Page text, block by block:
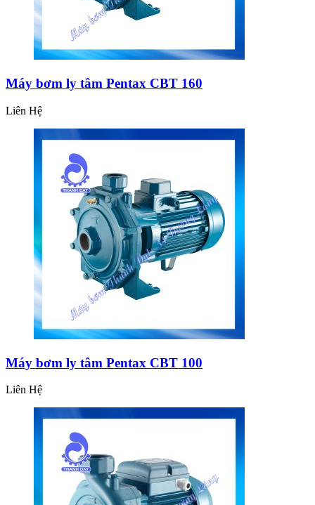
Máy bơm ly tâm Pentax CBT 160
Liên Hệ
Máy bơm ly tâm Pentax CBT 100
Liên Hệ